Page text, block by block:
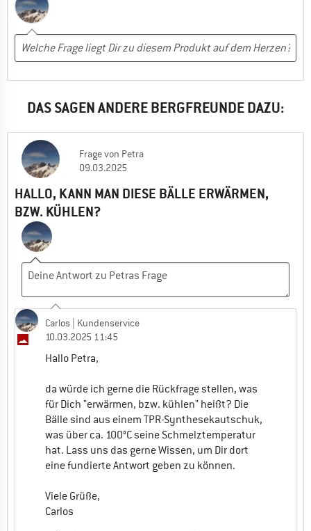
DAS SAGEN ANDERE BERGFREUNDE DAZU:
Fragevon Petra
09.03.2025
HALLO, KANN MAN DIESE BÄLLE ERWÄRMEN,
BZW. KÜHLEN?
Carlos | Kundenservice
10.03.2025 11:45
Hallo Petra,
da würde ich gerne die Rückfrage stellen, was
für Dich "erwärmen, bzw. kühlen" heißt? Die
Bälle sind aus einem TPR-Synthesekautschuk,
was über ca. 100°C seine Schmelztemperatur
hat. Lass uns das gerne Wissen, um Dir dort
eine fundierte Antwort geben zu können.
Viele Grüße,
Carlos